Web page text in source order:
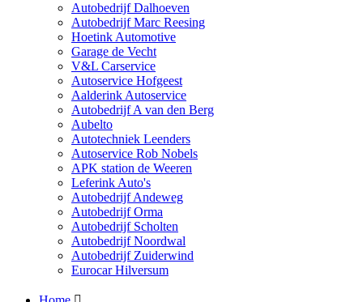
Autobedrijf Dalhoeven
Autobedrijf Marc Reesing
Hoetink Automotive
Garage de Vecht
V&L Carservice
Autoservice Hofgeest
Aalderink Autoservice
Autobedrijf A van den Berg
Aubelto
Autotechniek Leenders
Autoservice Rob Nobels
APK station de Weeren
Leferink Auto's
Autobedrijf Andeweg
Autobedrijf Orma
Autobedrijf Scholten
Autobedrijf Noordwal
Autobedrijf Zuiderwind
Eurocar Hilversum